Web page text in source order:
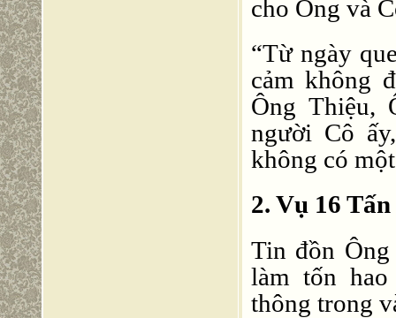
cho Ông và
“Từ ngày
cảm không
Ông Thiệu,
người Cô
không có
2. Vụ 16
Tin đồn
làm tốn
thông trong